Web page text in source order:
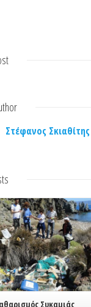
Στέφανος Σκιαθίτης
Συκαμιάς